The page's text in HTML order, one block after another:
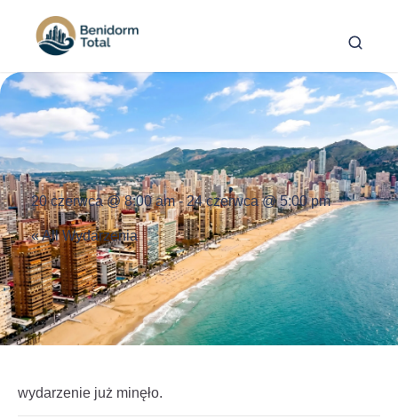
20 czerwca @ 8:00 am-24 czerwca @ 5:00 pm
« All Wydarzenia
wydarzenie już minęło.